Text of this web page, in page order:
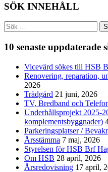
SÖK INNEHÅLL
Sök
efter:
10 senaste uppdaterade
Vicevärd sökes till HSB
Renovering, reparation,
2026
Trädgård 21 juni, 2026
TV, Bredband och
Underhållsprojekt 2025-
komplementsbyggnader)
Parkeringsplatser /
Årsstämma 7 maj, 2026
Styrelsen för HSB Brf
Om HSB 28 april, 2026
Årsredovisning 17 april,